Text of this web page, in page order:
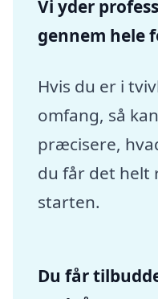
Vi yder
gennem hele
Hvis du er i
omfang, så
præcisere,
du får det helt
starten.
Du får